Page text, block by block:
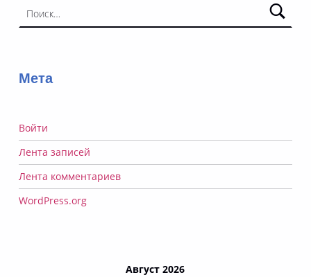
Мета
Войти
Лента записей
Лента комментариев
WordPress.org
Август 2026